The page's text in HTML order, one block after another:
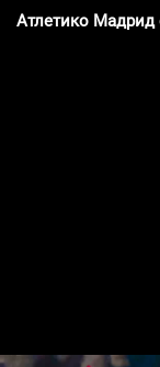
Атлетико Мадрид